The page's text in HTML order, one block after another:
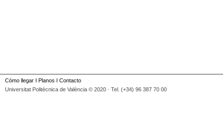
Cómo llegar I Planos I Contacto
Universitat Politècnica de València © 2020 · Tel. (+34) 96 387 70 00